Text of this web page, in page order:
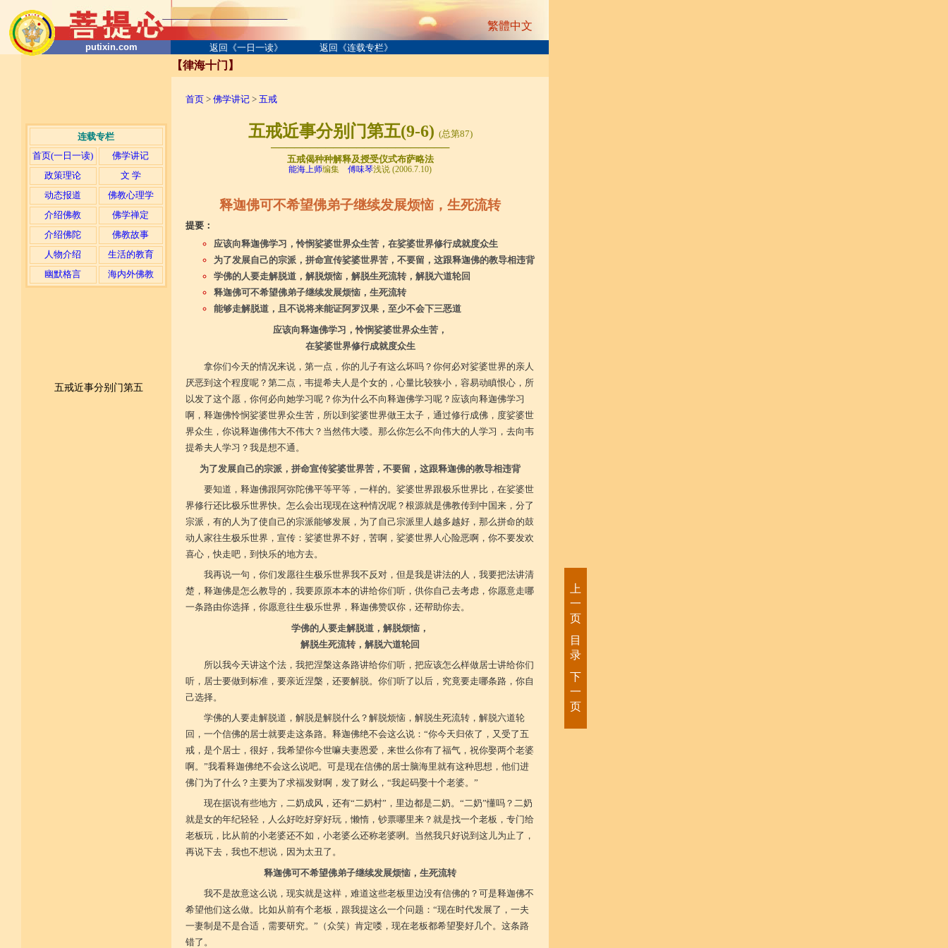
putixin.com 返回《一日一读》 返回《连载专栏》
连载专栏
首页(一日一读)
佛学讲记
政策理论
文 学
动态报道
佛教心理学
介绍佛教
佛学禅定
介绍佛陀
佛教故事
人物介绍
生活的教育
幽默格言
海内外佛教
【律海十门】
首页 > 佛学讲记 > 五戒
五戒近事分别门第五(9-6) (总第87)
───────────────────────
五戒偈种种解释及授受仪式布萨略法
能海上师编集 傅味琴浅说 (2006.7.10)
释迦佛可不希望佛弟子继续发展烦恼，生死流转
提要：
应该向释迦佛学习，怜悯娑婆世界众生苦，在娑婆世界修行成就度众生
为了发展自己的宗派，拼命宣传娑婆世界苦，不要留，这跟释迦佛的教导相违背
学佛的人要走解脱道，解脱烦恼，解脱生死流转，解脱六道轮回
释迦佛可不希望佛弟子继续发展烦恼，生死流转
能够走解脱道，且不说将来能证阿罗汉果，至少不会下三恶道
应该向释迦佛学习，怜悯娑婆世界众生苦，
在娑婆世界修行成就度众生
拿你们今天的情况来说，第一点，你的儿子有这么坏吗？你何必对娑婆世界的亲人
厌恶到这个程度呢？第二点，韦提希夫人是个女的，心量比较狭小，容易动瞋恨心，所
以发了这个愿，你何必向她学习呢？你为什么不向释迦佛学习呢？应该向释迦佛学习
啊，释迦佛怜悯娑婆世界众生苦，所以到娑婆世界做王太子，通过修行成佛，度娑婆世
界众生，你说释迦佛伟大不伟大？当然伟大喽。那么你怎么不向伟大的人学习，去向韦
提希夫人学习？我是想不通。
为了发展自己的宗派，拼命宣传娑婆世界苦，不要留，这跟释迦佛的教导相违背
要知道，释迦佛跟阿弥陀佛平等平等，一样的。娑婆世界跟极乐世界比，在娑婆世
界修行还比极乐世界快。怎么会出现现在这种情况呢？根源就是佛教传到中国来，分了
宗派，有的人为了使自己的宗派能够发展，为了自己宗派里人越多越好，那么拼命的鼓
动人家往生极乐世界，宣传：娑婆世界不好，苦啊，娑婆世界人心险恶啊，你不要发欢
喜心，快走吧，到快乐的地方去。
我再说一句，你们发愿往生极乐世界我不反对，但是我是讲法的人，我要把法讲清
楚，释迦佛是怎么教导的，我要原原本本的讲给你们听，供你自己去考虑，你愿意走哪
一条路由你选择，你愿意往生极乐世界，释迦佛赞叹你，还帮助你去。
学佛的人要走解脱道，解脱烦恼，
解脱生死流转，解脱六道轮回
所以我今天讲这个法，我把涅槃这条路讲给你们听，把应该怎么样做居士讲给你们
听，居士要做到标准，要亲近涅槃，还要解脱。你们听了以后，究竟要走哪条路，你自
己选择。
学佛的人要走解脱道，解脱是解脱什么？解脱烦恼，解脱生死流转，解脱六道轮
回，一个信佛的居士就要走这条路。释迦佛绝不会这么说：“你今天归依了，又受了五
戒，是个居士，很好，我希望你今世嘛夫妻恩爱，来世么你有了福气，祝你娶两个老婆
啊。”我看释迦佛绝不会这么说吧。可是现在信佛的居士脑海里就有这种思想，他们进
佛门为了什么？主要为了求福发财啊，发了财么，“我起码娶十个老婆。”
现在据说有些地方，二奶成风，还有“二奶村”，里边都是二奶。“二奶”懂吗？二奶
就是女的年纪轻轻，人么好吃好穿好玩，懒惰，钞票哪里来？就是找一个老板，专门给
老板玩，比从前的小老婆还不如，小老婆么还称老婆咧。当然我只好说到这儿为止了，
再说下去，我也不想说，因为太丑了。
释迦佛可不希望佛弟子继续发展烦恼，生死流转
我不是故意这么说，现实就是这样，难道这些老板里边没有信佛的？可是释迦佛不
希望他们这么做。比如从前有个老板，跟我提这么一个问题：“现在时代发展了，一夫
一妻制是不是合适，需要研究。”（众笑）肯定喽，现在老板都希望娶好几个。这条路
错了。
繁體中文
五戒近事分别门第五
上
一
页
目
录
下
一
页